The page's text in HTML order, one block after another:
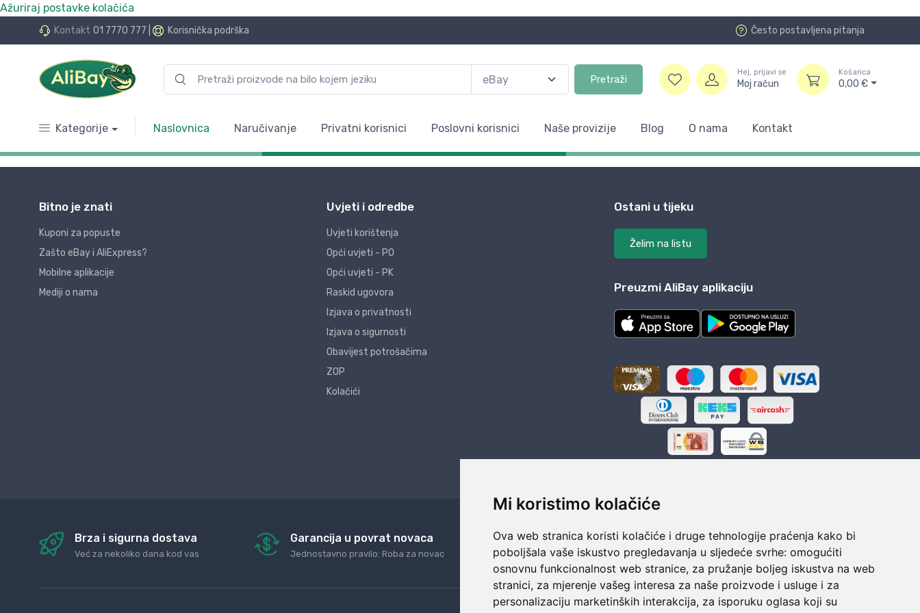
Mi koristimo kolačiće
Ova web stranica koristi kolačiće i druge tehnologije praćenja kako bi
poboljšala vaše iskustvo pregledavanja u sljedeće svrhe: omogućiti
osnovnu funkcionalnost web stranice, za pružanje boljeg iskustva na web
stranici, za mjerenje vašeg interesa za naše proizvode i usluge i za
personalizaciju marketinških interakcija, za isporuku oglasa koji su
Ažuriraj postavke kolačića
Kontakt 01 7770 777 Korisnička podrška Često postavljena pitanja
Pretraži
Hej, prijavi se
Moj račun
Košarica
0,00 €
Kategorije Naslovnica Naručivanje Privatni korisnici Poslovni korisnici Naše provizije Blog O nama Kontakt
Bitno je znati
Kuponi za popuste
Zašto eBay i AliExpress?
Mobilne aplikacije
Mediji o nama
Uvjeti i odredbe
Uvjeti korištenja
Opći uvjeti - PO
Opći uvjeti - PK
Raskid ugovora
Izjava o privatnosti
Izjava o sigurnosti
Obavijest potrošačima
ZOP
Kolačići
Ostani u tijeku
Želim na listu
Preuzmi AliBay aplikaciju
Brza i sigurna dostava
Već za nekoliko dana kod vas
Garancija u povrat novaca
Jednostavno pravilo: Roba za novac
24/7 odlična podrška
Naši agenti uvijek na raspolaganju
Sigurno obročno plaćanje
Do 24 rata bez kamata